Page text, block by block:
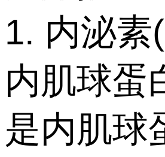
1. 内泌素
内肌球蛋
是内肌球